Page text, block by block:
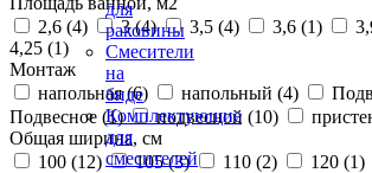
для
раковины
Смесители
на
биде
Комплектующие
для
смесителей
2,6 (4) 3 (4) 3,5 (4) 3,6 (1)
4,25 (1)
Монтаж
напольная (6) напольный (4)
Подвесное (1) подвесной (10)
Общая ширина, см
100 (12) 105 (3) 110 (2) 120 (1)